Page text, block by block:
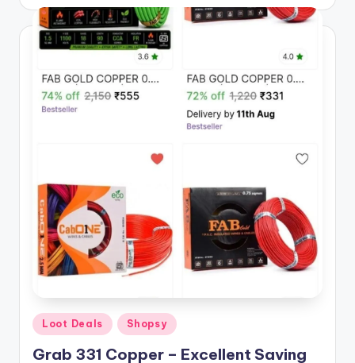
Posted
in
Loot Deals Shopsy
Grab 331 Copper – Excellent Saving